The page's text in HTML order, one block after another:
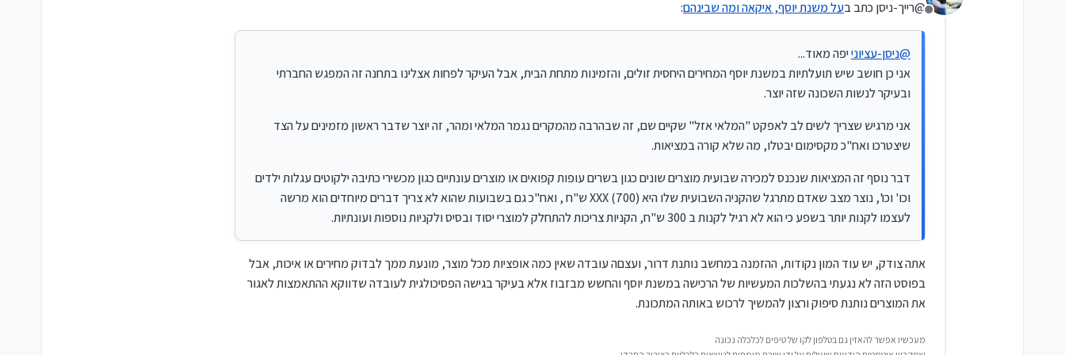
מקסימום יבטלו, מה שלא קורה במציאות.
שאדם מתרגל שהקניה השבועית שלו היא XXX (700) ש"ח , ואח"כ גם בשבועות שהוא לא צריך דברים מיוחדים הוא מרשה לעצמו לקנות יותר בשפע כי הוא לא רגיל
לקנות ב 300 ש"ח, הקניות צריכות להתחלק למוצרי יסוד ובסיס ולקניות נוספות ועונתיות.
מנותק
@רייך-ניסן כתב בעל משנת יוסף, איקאה ומה שבינהם:
@ניסן-עציונייפה מאוד...
אני כן חושב שיש תועלתיות במשנת יוסף המחירים היחסית זולים, והזמינות מתחת הבית, אבל העיקר לפחות אצלינו בתחנה זה המפגש החברתי
ובעיקר לנשות השכונה שזה יוצר.
אני מרגיש שצריך לשים לב לאפקט "המלאי אזל" שקיים שם, זה שבהרבה מהמקרים נגמר המלאי ומהר, זה יוצר שדבר ראשון מזמינים על הצד
שיצטרכו ואח"כ מקסימום יבטלו, מה שלא קורה במציאות.
דבר נוסף זה המציאות שנכנס למכירה שבועית מוצרים שונים כגון בשרים עופות קפואים או מוצרים עונתיים כגון מכשירי כתיבה ילקוטים עגלות ילדים
וכו' וכו', נוצר מצב שאדם מתרגל שהקניה השבועית שלו היא XXX (700) ש"ח , ואח"כ גם בשבועות שהוא לא צריך דברים מיוחדים הוא מרשה
לעצמו לקנות יותר בשפע כי הוא לא רגיל לקנות ב 300 ש"ח, הקניות צריכות להתחלק למוצרי יסוד ובסיס ולקניות נוספות ועונתיות.
אתה צודק, יש עוד המון נקודות, ההזמנה במחשב נותנת דרור, ועצםה עובדה שאין כמה אופציות מכל מוצר, מונעת ממך לבדוק מחירים או איכות, אבל
בפוסט הזה לא נגעתי בהשלכות המעשיות של הרכישה במשנת יוסף והחשש מבזבוז אלא בעיקר בגישה הפסיכולגית לעובדה שדווקא ההתאמצות לאגור
את המוצרים נותנת סיפוק ורצון להמשיך לרכוש באותה המתכונת.
מעכשיו אפשר להאזין גם בטלפון לקו של טיפים לכלכלה נכונה